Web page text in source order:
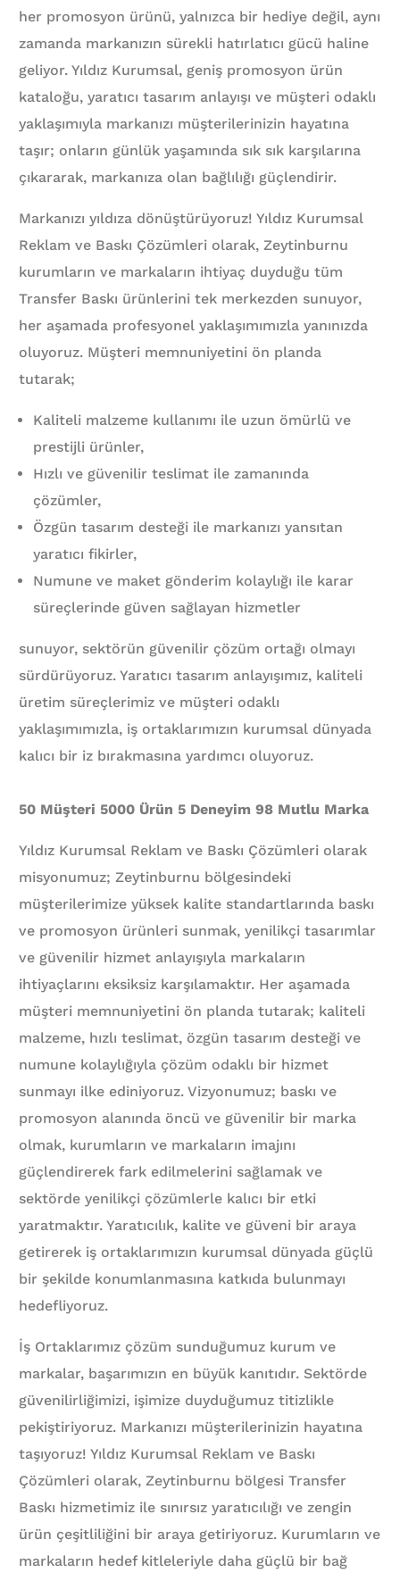
her promosyon ürünü, yalnızca bir hediye değil, aynı
zamanda markanızın sürekli hatırlatıcı gücü haline
geliyor. Yıldız Kurumsal, geniş promosyon ürün
kataloğu, yaratıcı tasarım anlayışı ve müşteri odaklı
yaklaşımıyla markanızı müşterilerinizin hayatına
taşır; onların günlük yaşamında sık sık karşılarına
çıkararak, markanıza olan bağlılığı güçlendirir.
Markanızı yıldıza dönüştürüyoruz! Yıldız Kurumsal
Reklam ve Baskı Çözümleri olarak, Zeytinburnu
kurumların ve markaların ihtiyaç duyduğu tüm
Transfer Baskı ürünlerini tek merkezden sunuyor,
her aşamada profesyonel yaklaşımımızla yanınızda
oluyoruz. Müşteri memnuniyetini ön planda
tutarak;
Kaliteli malzeme kullanımı ile uzun ömürlü ve
prestijli ürünler,
Hızlı ve güvenilir teslimat ile zamanında
çözümler,
Özgün tasarım desteği ile markanızı yansıtan
yaratıcı fikirler,
Numune ve maket gönderim kolaylığı ile karar
süreçlerinde güven sağlayan hizmetler
sunuyor, sektörün güvenilir çözüm ortağı olmayı
sürdürüyoruz. Yaratıcı tasarım anlayışımız, kaliteli
üretim süreçlerimiz ve müşteri odaklı
yaklaşımımızla, iş ortaklarımızın kurumsal dünyada
kalıcı bir iz bırakmasına yardımcı oluyoruz.
50 Müşteri 5000 Ürün 5 Deneyim 98 Mutlu Marka
Yıldız Kurumsal Reklam ve Baskı Çözümleri olarak
misyonumuz; Zeytinburnu bölgesindeki
müşterilerimize yüksek kalite standartlarında baskı
ve promosyon ürünleri sunmak, yenilikçi tasarımlar
ve güvenilir hizmet anlayışıyla markaların
ihtiyaçlarını eksiksiz karşılamaktır. Her aşamada
müşteri memnuniyetini ön planda tutarak; kaliteli
malzeme, hızlı teslimat, özgün tasarım desteği ve
numune kolaylığıyla çözüm odaklı bir hizmet
sunmayı ilke ediniyoruz. Vizyonumuz; baskı ve
promosyon alanında öncü ve güvenilir bir marka
olmak, kurumların ve markaların imajını
güçlendirerek fark edilmelerini sağlamak ve
sektörde yenilikçi çözümlerle kalıcı bir etki
yaratmaktır. Yaratıcılık, kalite ve güveni bir araya
getirerek iş ortaklarımızın kurumsal dünyada güçlü
bir şekilde konumlanmasına katkıda bulunmayı
hedefliyoruz.
İş Ortaklarımız çözüm sunduğumuz kurum ve
markalar, başarımızın en büyük kanıtıdır. Sektörde
güvenilirliğimizi, işimize duyduğumuz titizlikle
pekiştiriyoruz. Markanızı müşterilerinizin hayatına
taşıyoruz! Yıldız Kurumsal Reklam ve Baskı
Çözümleri olarak, Zeytinburnu bölgesi Transfer
Baskı hizmetimiz ile sınırsız yaratıcılığı ve zengin
ürün çeşitliliğini bir araya getiriyoruz. Kurumların ve
markaların hedef kitleleriyle daha güçlü bir bağ